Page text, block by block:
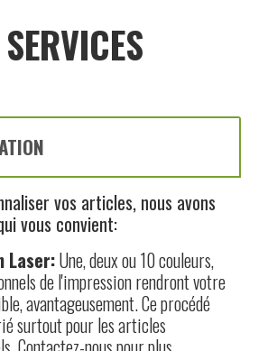
SERVICES
vos articles, nous avons
vous convient:
Laser:Une, deux ou 10 couleurs,
de l'impression rendront votre
avantageusement. Ce procédé
surtout pour les articles